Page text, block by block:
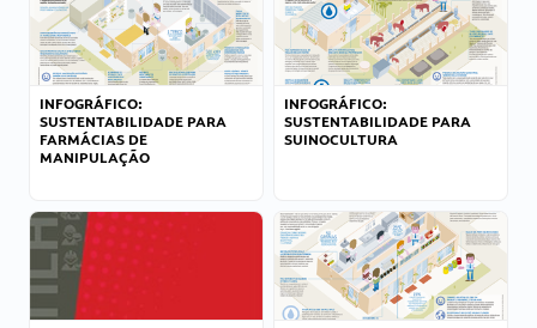
INFOGRÁFICO:
SUSTENTABILIDADE PARA
FARMÁCIAS DE
MANIPULAÇÃO
INFOGRÁFICO:
SUSTENTABILIDADE PARA
SUINOCULTURA